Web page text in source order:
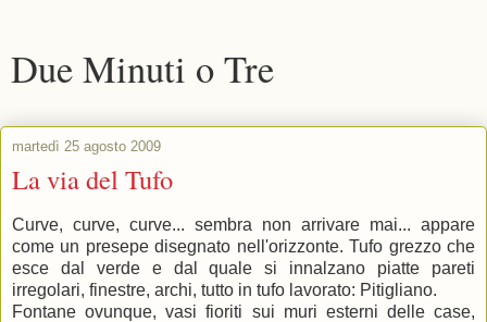
Due Minuti o Tre
martedì 25 agosto 2009
La via del Tufo
Curve, curve, curve... sembra non arrivare mai... appare
come un presepe disegnato nell'orizzonte. Tufo grezzo che
esce dal verde e dal quale si innalzano piatte pareti
irregolari, finestre, archi, tutto in tufo lavorato: Pitigliano.
Fontane ovunque, vasi fioriti sui muri esterni delle case,